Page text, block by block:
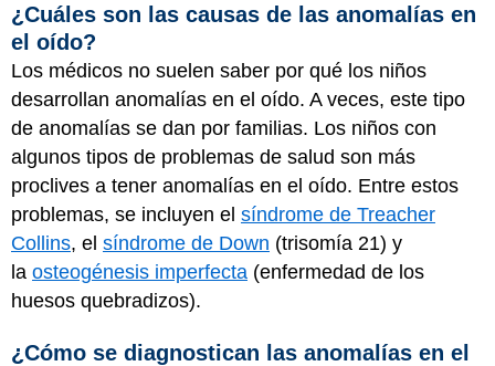
¿Cuáles son las causas de las anomalías en
el oído?
Los médicos no suelen saber por qué los niños
desarrollan anomalías en el oído. A veces, este tipo
de anomalías se dan por familias. Los niños con
algunos tipos de problemas de salud son más
proclives a tener anomalías en el oído. Entre estos
problemas, se incluyen el síndrome de Treacher
Collins, el síndrome de Down (trisomía 21) y
la osteogénesis imperfecta (enfermedad de los
huesos quebradizos).
¿Cómo se diagnostican las anomalías en el